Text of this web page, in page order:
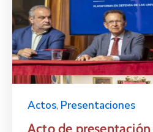
Actos, Presentaciones
Acto de